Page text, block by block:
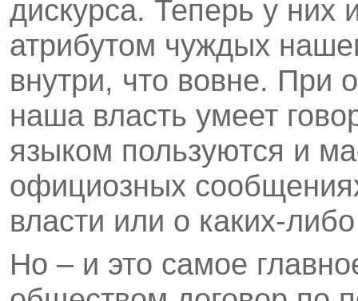
дискурса. Теперь у них
атрибутом чуждых
внутри, что вовне. При
наша власть умеет
языком пользуются и
официозных
власти или о каких-
Но – и это самое